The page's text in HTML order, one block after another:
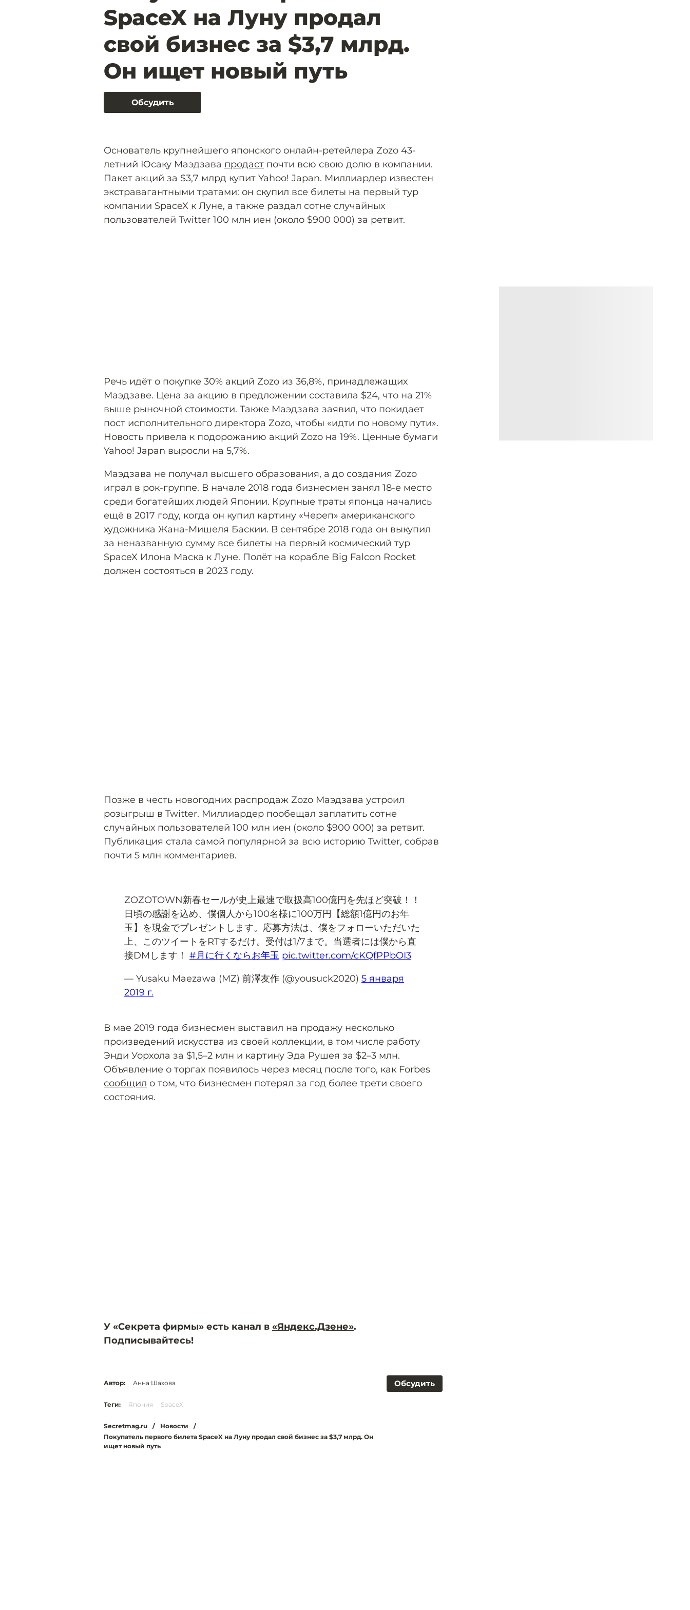
SpaceX на Луну продал
свой бизнес за $3,7 млрд.
Он ищет новый путь
Обсудить
Основатель крупнейшего японского онлайн-ретейлера Zozo 43-
летний Юсаку Маэдзава продаст почти всю свою долю в компании.
Пакет акций за $3,7 млрд купит Yahoo! Japan. Миллиардер известен
экстравагантными тратами: он скупил все билеты на первый тур
компании SpaceX к Луне, а также раздал сотне случайных
пользователей Twitter 100 млн иен (около $900 000) за ретвит.
Речь идёт о покупке 30% акций Zozo из 36,8%, принадлежащих
Маэдзаве. Цена за акцию в предложении составила $24, что на 21%
выше рыночной стоимости. Также Маэдзава заявил, что покидает
пост исполнительного директора Zozo, чтобы «идти по новому пути».
Новость привела к подорожанию акций Zozo на 19%. Ценные бумаги
Yahoo! Japan выросли на 5,7%.
Маэдзава не получал высшего образования, а до создания Zozo
играл в рок-группе. В начале 2018 года бизнесмен занял 18-е место
среди богатейших людей Японии. Крупные траты японца начались
ещё в 2017 году, когда он купил картину «Череп» американского
художника Жана-Мишеля Баскии. В сентябре 2018 года он выкупил
за неназванную сумму все билеты на первый космический тур
SpaceX Илона Маска к Луне. Полёт на корабле Big Falcon Rocket
должен состояться в 2023 году.
Позже в честь новогодних распродаж Zozo Маэдзава устроил
розыгрыш в Twitter. Миллиардер пообещал заплатить сотне
случайных пользователей 100 млн иен (около $900 000) за ретвит.
Публикация стала самой популярной за всю историю Twitter, собрав
почти 5 млн комментариев.
ZOZOTOWN新春セールが史上最速で取扱高100億円を先ほど突破！！
日頃の感謝を込め、僕個人から100名様に100万円【総額1億円のお年
玉】を現金でプレゼントします。応募方法は、僕をフォローいただいた
上、このツイートをRTするだけ。受付は1/7まで。当選者には僕から直
接DMします！ #月に行くならお年玉 pic.twitter.com/cKQfPPbOI3
— Yusaku Maezawa (MZ) 前澤友作 (@yousuck2020) 5 января
2019 г.
В мае 2019 года бизнесмен выставил на продажу несколько
произведений искусства из своей коллекции, в том числе работу
Энди Уорхола за $1,5–2 млн и картину Эда Рушея за $2–3 млн.
Объявление о торгах появилось через месяц после того, как Forbes
сообщил о том, что бизнесмен потерял за год более трети своего
состояния.
У «Секрета фирмы» есть канал в «Яндекс.Дзене».
Подписывайтесь!
Обсудить
Автор: Анна Шахова
Теги: Япония SpaceX
Secretmag.ru / Новости
/
Покупатель первого билета SpaceX на Луну продал свой бизнес за $3,7 млрд. Он
ищет новый путь